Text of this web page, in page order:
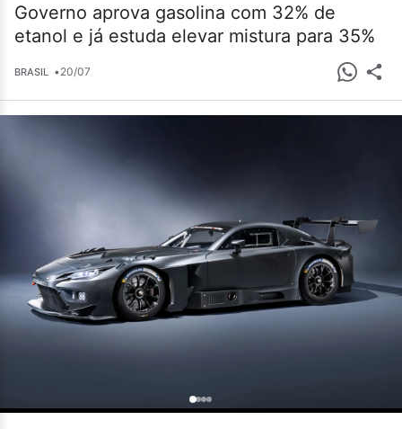
Governo aprova gasolina com 32% de
etanol e já estuda elevar mistura para 35%
BRASIL •20/07